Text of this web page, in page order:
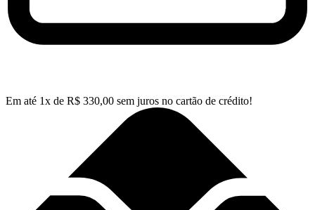
Em até 1x de R$ 330,00 sem juros no cartão de crédito!